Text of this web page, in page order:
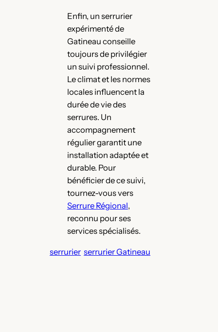
Enfin, un serrurier
expérimenté de
Gatineau conseille
toujours de privilégier
un suivi professionnel.
Le climat et les normes
locales influencent la
durée de vie des
serrures. Un
accompagnement
régulier garantit une
installation adaptée et
durable. Pour
bénéficier de ce suivi,
tournez-vous vers
Serrure Régional,
reconnu pour ses
services spécialisés.
serrurier serrurier Gatineau